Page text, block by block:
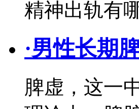
精神出轨有
·男性长期
脾虚，这一